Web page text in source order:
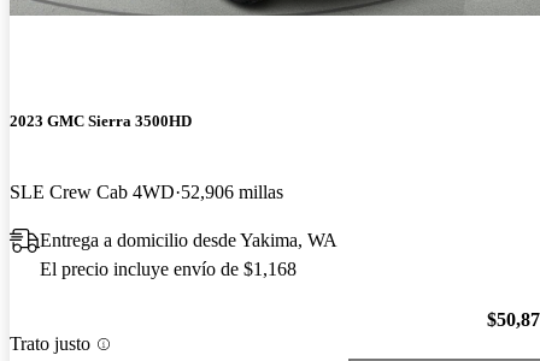
2023 GMC Sierra 3500HD
SLE Crew Cab 4WD 52,906 millas
Entrega a domicilio desde Yakima, WA
El precio incluye envío de $1,168
Trato justo